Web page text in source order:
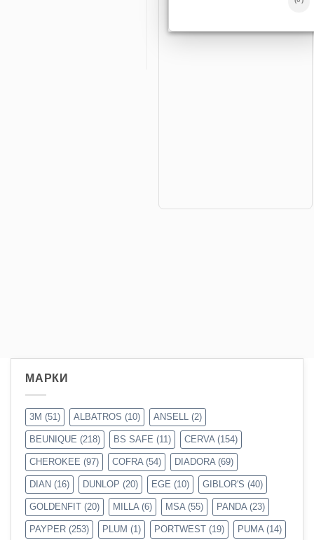
МАРКИ
3M (51) ALBATROS (10) ANSELL (2)
BEUNIQUE (218) BS SAFE (11) CERVA(154)
CHEROKEE (97) COFRA(54) DIADORA(69)
DIAN (16) DUNLOP (20) EGE (10) GIBLOR'S (40)
GOLDENFIT (20) MILLA(6) MSA(55) PANDA(23)
PAYPER (253) PLUM (1) PORTWEST (19) PUMA(14)